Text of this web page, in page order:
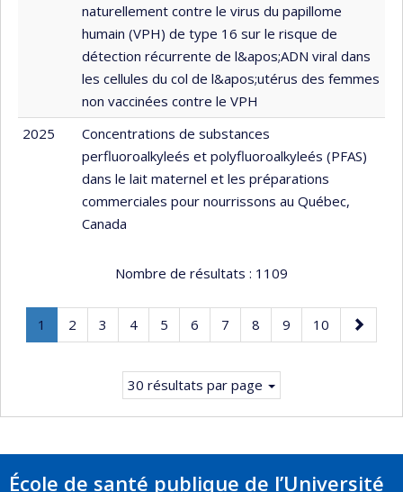
naturellement contre le virus du papillome
humain (VPH) de type 16 sur le risque de
détection récurrente de l&apos;ADN viral dans
les cellules du col de l&apos;utérus des femmes
non vaccinées contre le VPH
2025
Concentrations de substances
perfluoroalkyleés et polyfluoroalkyleés (PFAS)
dans le lait maternel et les préparations
commerciales pour nourrissons au Québec,
Canada
Nombre de résultats : 1109
Page
1
Page
Page
2 Page
3 Page
4 Page
5 Page
6 Page
7 Page
8 Page
9 Page
10
Page
suivante
30 résultats par page
École de santé publique de l’Université